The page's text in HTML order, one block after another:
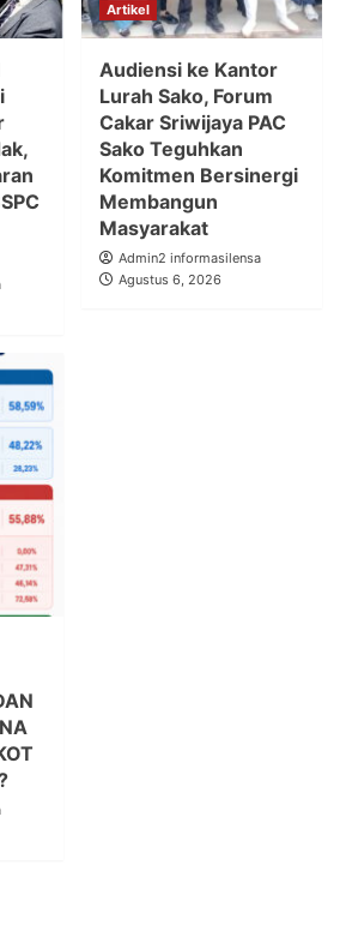
Artikel
Audiensi ke Kantor
Lurah Sako, Forum
Cakar Sriwijaya PAC
Sako Teguhkan
Komitmen Bersinergi
Membangun
Masyarakat
Admin2 informasilensa
Agustus 6, 2026